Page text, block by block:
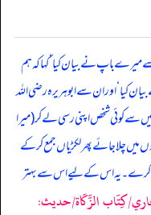
باپ نے بیان کیا ‘ کہا کہ ہم
کیا ‘ اور ان سے ابوہریرہ رضی اللہ
سے کوئی شخص اپنی رسی لے کر (میرا
میں چلا جائے پھر لکڑیاں جمع کر کے
کرے۔ یہ اس کے لیے اس سے بہتر
كِتَاب الزَّكَاة/حدیث: